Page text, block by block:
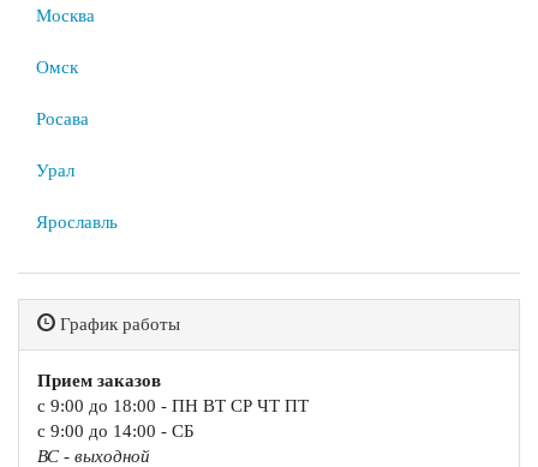
Москва
Омск
Росава
Урал
Ярославль
График работы
Прием заказов
с 9:00 до 18:00 - ПН ВТ СР ЧТ ПТ
с 9:00 до 14:00 - СБ
ВС - выходной